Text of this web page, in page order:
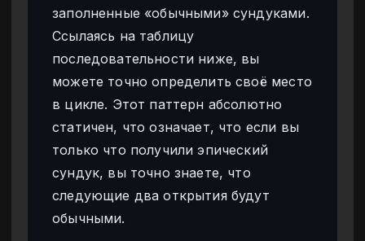
заполненные «обычными» сундуками.
Ссылаясь на таблицу
последовательности ниже, вы
можете точно определить своё место
в цикле. Этот паттерн абсолютно
статичен, что означает, что если вы
только что получили эпический
сундук, вы точно знаете, что
следующие два открытия будут
обычными.